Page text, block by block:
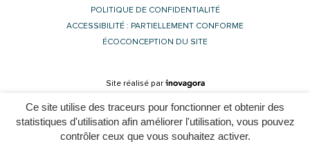
Ce site utilise des traceurs pour fonctionner et obtenir des
statistiques d'utilisation afin améliorer l'utilisation, vous pouvez
contrôler ceux que vous souhaitez activer.
POLITIQUE DE CONFIDENTIALITÉ
ACCESSIBILITÉ : PARTIELLEMENT CONFORME
ÉCOCONCEPTION DU SITE
Site réalisé par Inovagora (ouverture dans un nouvel